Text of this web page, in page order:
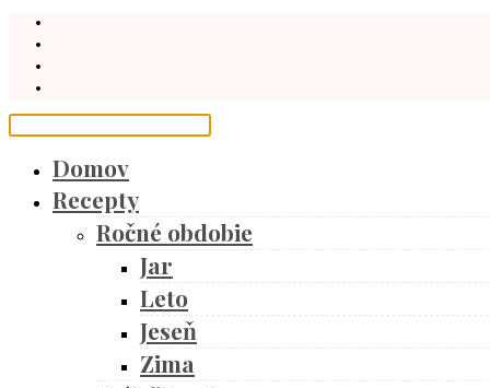
Domov
Recepty
Ročné obdobie
Jar
Leto
Jeseň
Zima